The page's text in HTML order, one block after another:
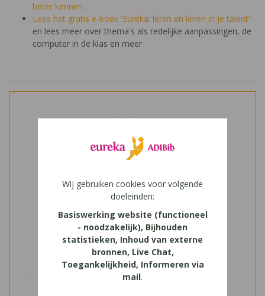
beter kennen.
Lees het gratis e-boek 'Eureka: leren en leven in je talent'
en lees meer over thema's als redelijke aanpassingen, de
computer in de klas en meer
Wij gebruiken cookies voor volgende
doeleinden:
Basiswerking website (functioneel
- noodzakelijk), Bijhouden
statistieken, Inhoud van externe
bronnen, Live Chat,
Toegankelijkheid, Informeren via
mail.